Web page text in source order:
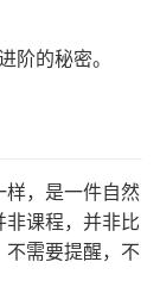
阶的秘密。
样，是一件自然
非课程，并非比
不需要提醒，不